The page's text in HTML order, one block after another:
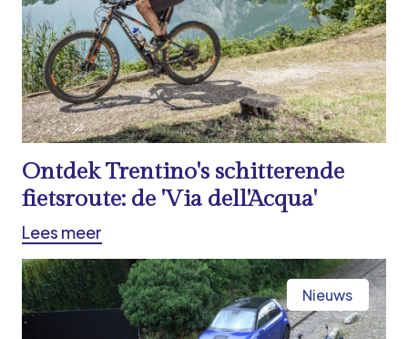
Ontdek Trentino's schitterende
fietsroute: de 'Via dell'Acqua'
Lees meer
Nieuws